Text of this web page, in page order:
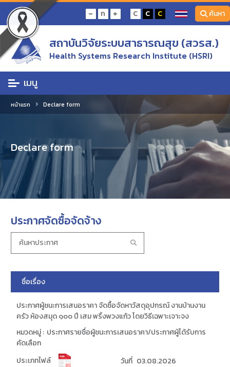
- ก + C C C ค้นหา
สถาบันวิจัยระบบสาธารณสุข (สวรส.)
Health Systems Research Institute (HSRI)
เมนู
หน้าแรก Declare form
Declare form
ประกาศจัดซื้อจัดจ้าง
ชื่อเรื่อง
ประกาศผู้ชนะการเสนอราคา จัดซื้อจัดหาวัสดุอุปกรณ์ งานบ้านงาน
ครัว ห้องสมุด ๑๐๐ ปี เสม พริ้งพวงแก้ว โดยวิธีเฉพาะเจาะจง
หมวดหมู่ : ประกาศรายชื่อผู้ชนะการเสนอราคา/ประกาศผู้ได้รับการ
คัดเลือก
ประเภทไฟล์
วันที่ 03.08.2026